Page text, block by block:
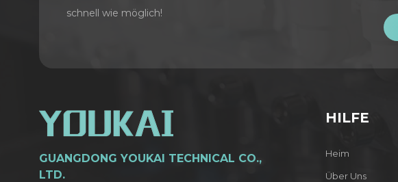
schnell wie möglich!
GUANGDONG YOUKAI TECHNICAL CO.,
LTD.
HILFE
Heim
Über Uns